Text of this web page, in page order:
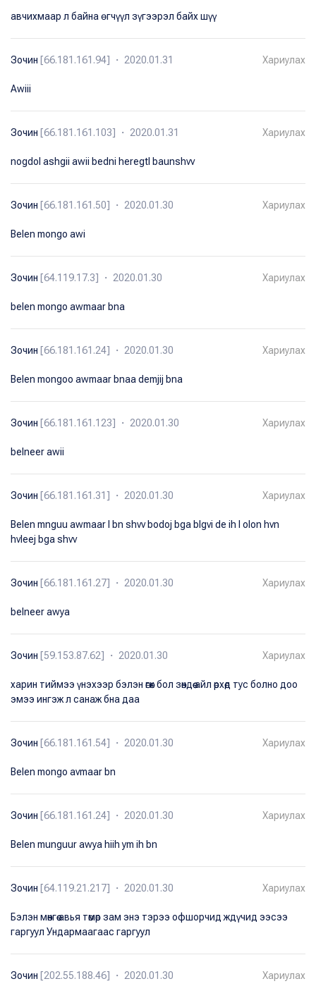
авчихмаар л байна ѳгчүүл зүгээрэл байх шүү
Зочин [66.181.161.94] ・ 2020.01.31 Хариулах
Awiii
Зочин [66.181.161.103] ・ 2020.01.31 Хариулах
nogdol ashgii awii bedni heregtl baunshvv
Зочин [66.181.161.50] ・ 2020.01.30 Хариулах
Belen mongo awi
Зочин [64.119.17.3] ・ 2020.01.30 Хариулах
belen mongo awmaar bna
Зочин [66.181.161.24] ・ 2020.01.30 Хариулах
Belen mongoo awmaar bnaa demjij bna
Зочин [66.181.161.123] ・ 2020.01.30 Хариулах
belneer awii
Зочин [66.181.161.31] ・ 2020.01.30 Хариулах
Belen mnguu awmaar l bn shvv bodoj bga blgvi de ih l olon hvn
hvleej bga shvv
Зочин [66.181.161.27] ・ 2020.01.30 Хариулах
belneer awya
Зочин [59.153.87.62] ・ 2020.01.30 Хариулах
харин тиймээ үнэхээр бэлэн өгөх бол зөндөө айл өрхөд тус болно доо
эмээ ингэж л санаж бна даа
Зочин [66.181.161.54] ・ 2020.01.30 Хариулах
Belen mongo avmaar bn
Зочин [66.181.161.24] ・ 2020.01.30 Хариулах
Belen munguur awya hiih ym ih bn
Зочин [64.119.21.217] ・ 2020.01.30 Хариулах
Бэлэн мөнгөө авья төмөр зам энэ тэрээ офшорчид ждүчид ээсээ
гаргуул Ундармаагаас гаргуул
Зочин [202.55.188.46] ・ 2020.01.30 Хариулах